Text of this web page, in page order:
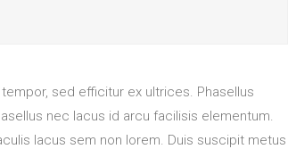
sed efficitur ex ultrices. Phasellus
nec lacus id arcu facilisis elementum.
lacus sem non lorem. Duis suscipit metus